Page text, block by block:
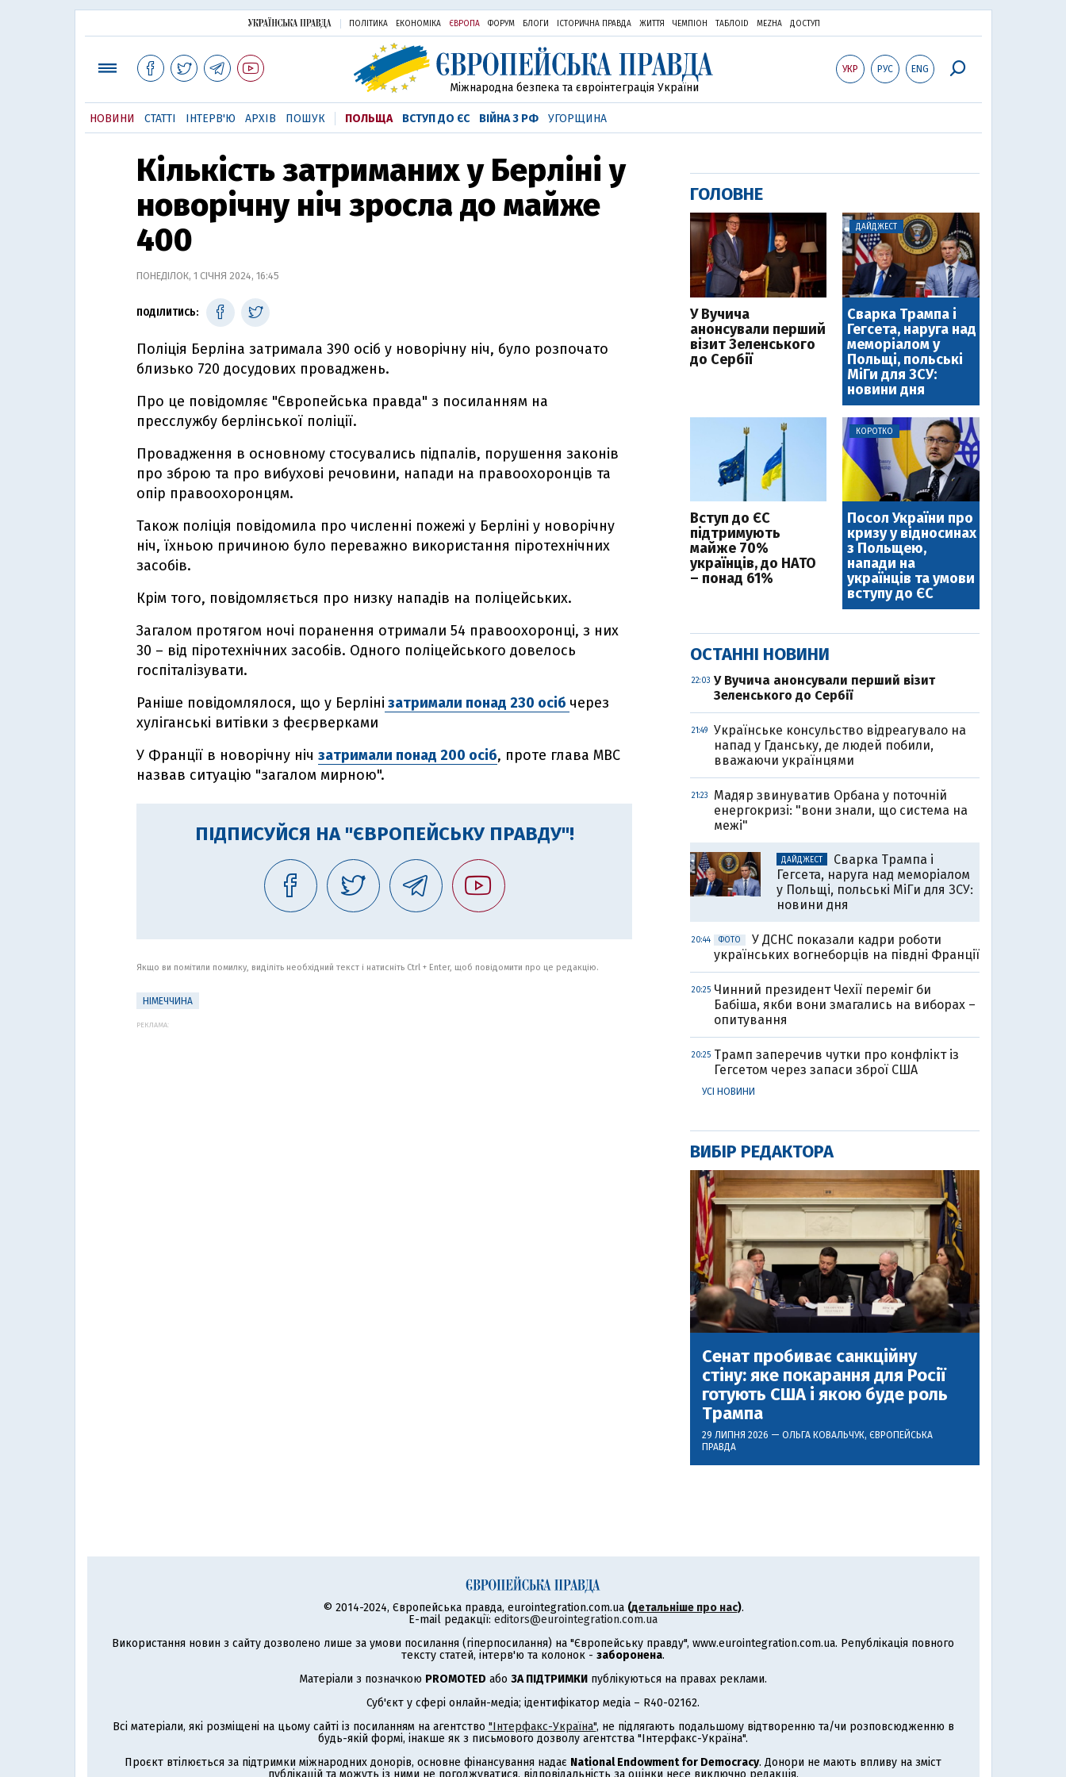
ПОЛІТИКА ЕКОНОМІКА ЄВРОПА ФОРУМ БЛОГИ ІСТОРИЧНА ПРАВДА ЖИТТЯ ЧЕМПІОН ТАБЛОID MEZHA ДОСТУП
УКР РУС ENG
Міжнародна безпека та євроінтеграція України
НОВИНИ СТАТТІ ІНТЕРВ'Ю АРХІВ ПОШУК ПОЛЬЩА ВСТУП ДО ЄС ВІЙНА З РФ УГОРЩИНА
Кількість затриманих у Берліні у
новорічну ніч зросла до майже
400
ПОНЕДІЛОК, 1 СІЧНЯ 2024, 16:45
ПОДІЛИТИСЬ:
Поліція Берліна затримала 390 осіб у новорічну ніч, було розпочато
близько 720 досудових проваджень.
Про це повідомляє "Європейська правда" з посиланням на
пресслужбу берлінської поліції.
Провадження в основному стосувались підпалів, порушення законів
про зброю та про вибухові речовини, напади на правоохоронців та
опір правоохоронцям.
Також поліція повідомила про численні пожежі у Берліні у новорічну
ніч, їхньою причиною було переважно використання піротехнічних
засобів.
Крім того, повідомляється про низку нападів на поліцейських.
Загалом протягом ночі поранення отримали 54 правоохоронці, з них
30 – від піротехнічних засобів. Одного поліцейського довелось
госпіталізувати.
Раніше повідомлялося, що у Берліні затримали понад 230 осіб через
хуліганські витівки з феєрверками
У Франції в новорічну ніч затримали понад 200 осіб, проте глава МВС
назвав ситуацію "загалом мирною".
ПІДПИСУЙСЯ НА "ЄВРОПЕЙСЬКУ ПРАВДУ"!
Якщо ви помітили помилку, виділіть необхідний текст і натисніть Ctrl + Enter, щоб повідомити про це редакцію.
НІМЕЧЧИНА
РЕКЛАМА:
ГОЛОВНЕ
У Вучича
анонсували перший
візит Зеленського
до Сербії
ДАЙДЖЕСТ
Сварка Трампа і
Гегсета, наруга над
меморіалом у
Польщі, польські
МіГи для ЗСУ:
новини дня
Вступ до ЄС
підтримують
майже 70%
українців, до НАТО
– понад 61%
КОРОТКО
Посол України про
кризу у відносинах
з Польщею,
напади на
українців та умови
вступу до ЄС
ОСТАННІ НОВИНИ
22:03 У Вучича анонсували перший візит
Зеленського до Сербії
21:49
Українське консульство відреагувало на
напад у Гданську, де людей побили,
вважаючи українцями
21:23
Мадяр звинуватив Орбана у поточній
енергокризі: "вони знали, що система на
межі"
ДАЙДЖЕСТ
Сварка Трампа і
Гегсета, наруга над меморіалом
у Польщі, польські МіГи для ЗСУ:
новини дня
20:44 ФОТО
У ДСНС показали кадри роботи
українських вогнеборців на півдні Франції
20:25 Чинний президент Чехії переміг би
Бабіша, якби вони змагались на виборах –
опитування
20:25 Трамп заперечив чутки про конфлікт із
Гегсетом через запаси зброї США
УСІ НОВИНИ
ВИБІР РЕДАКТОРА
Сенат пробиває санкційну
стіну: яке покарання для Росії
готують США і якою буде роль
Трампа
29 ЛИПНЯ 2026 — ОЛЬГА КОВАЛЬЧУК, ЄВРОПЕЙСЬКА
ПРАВДА
© 2014-2024, Європейська правда, eurointegration.com.ua (детальніше про нас).
E-mail редакції: editors@eurointegration.com.ua
Використання новин з сайту дозволено лише за умови посилання (гіперпосилання) на "Європейську правду", www.eurointegration.com.ua. Републікація повного
тексту статей, інтерв'ю та колонок - заборонена.
Матеріали з позначкою PROMOTED або ЗА ПІДТРИМКИ публікуються на правах реклами.
Суб'єкт у сфері онлайн-медіа; ідентифікатор медіа – R40-02162.
Всі матеріали, які розміщені на цьому сайті із посиланням на агентство "Інтерфакс-Україна", не підлягають подальшому відтворенню та/чи розповсюдженню в
будь-якій формі, інакше як з письмового дозволу агентства "Інтерфакс-Україна".
Проєкт втілюється за підтримки міжнародних донорів, основне фінансування надає National Endowment for Democracy. Донори не мають впливу на зміст
публікацій та можуть із ними не погоджуватися, відповідальність за оцінки несе виключно редакція.